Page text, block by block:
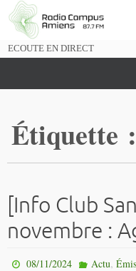
Passer
vers
ECOUTE EN DIRECT
Étiquette :
[Info Club
novembre :
08/11/2024 Actu,